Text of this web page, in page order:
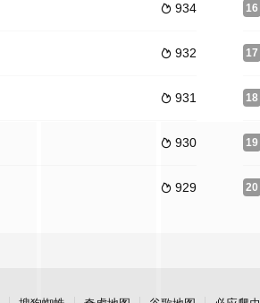
 934
 932
 931
 930
 929
16
17
18
19
20